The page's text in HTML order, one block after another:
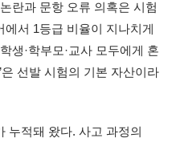
란과 문항 오류 의혹은 시험
서 1등급 비율이 지나치게
생·학부모·교사 모두에게 혼
은 선발 시험의 기본 자산이라
누적돼 왔다. 사고 과정의